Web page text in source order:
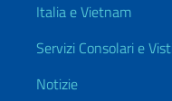
Italia e Vietnam
Servizi Consolari e Visti
Notizie